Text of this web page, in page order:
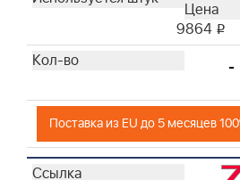
9864 i
-
Поставка из EU до 5 месяцев